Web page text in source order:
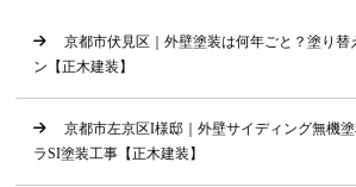
京都市伏見区｜外壁塗装は何年ごと？塗り替
ン【正木建装】
京都市左京区I様邸｜外壁サイディング無機
ラSI塗装工事【正木建装】